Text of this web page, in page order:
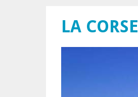
LA CORSE